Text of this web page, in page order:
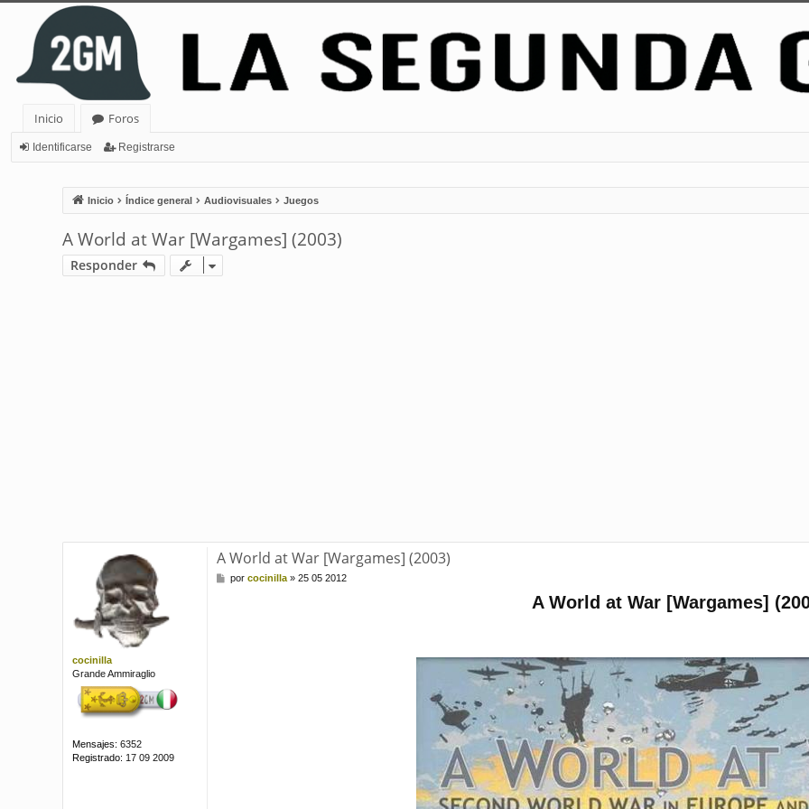
Inicio Foros
Identificarse Registrarse
Inicio Índice general Audiovisuales Juegos
A World at War [Wargames] (2003)
Responder
cocinilla
Grande Ammiraglio
Mensajes: 6352
Registrado: 17 09 2009
A World at War [Wargames] (2003)
M
porcocinilla »25 05 2012
A World at War [Wargames]